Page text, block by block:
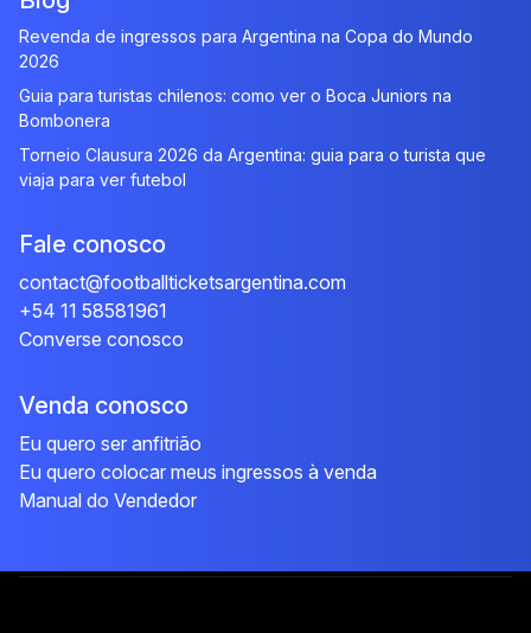
Revenda de ingressos para Argentina na Copa do Mundo
2026
Guia para turistas chilenos: como ver o Boca Juniors na
Bombonera
Torneio Clausura 2026 da Argentina: guia para o turista que
viaja para ver futebol
Fale conosco
contact@footballticketsargentina.com
+54 11 58581961
Converse conosco
Venda conosco
Eu quero ser anfitrião
Eu quero colocar meus ingressos à venda
Manual do Vendedor